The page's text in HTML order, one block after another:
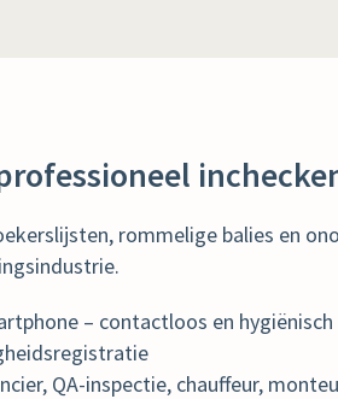
rommelige balies en
– contactloos en hygiënisch
QA-inspectie, chauffeur,